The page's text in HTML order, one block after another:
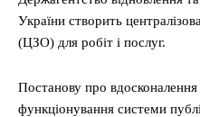
України створить
(ЦЗО) для робіт і послуг.
Постанову про
функціонування системи